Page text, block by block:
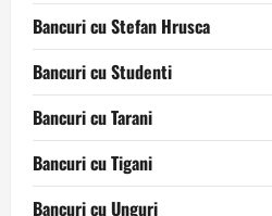
Bancuri cu Stefan Hrusca
Bancuri cu Studenti
Bancuri cu Tarani
Bancuri cu Tigani
Bancuri cu Unguri